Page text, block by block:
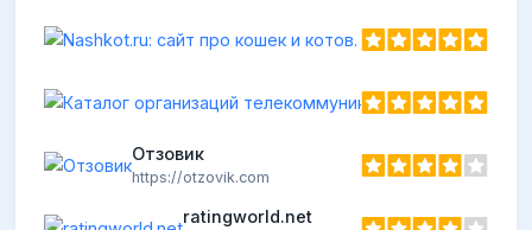
https://
Отзовик
https://otzovik.com
ratingworld.net